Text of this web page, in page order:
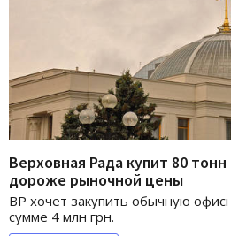
Верховная Рада купит 80 тонн
дороже рыночной цены
ВР хочет закупить обычную
сумме 4 млн грн.